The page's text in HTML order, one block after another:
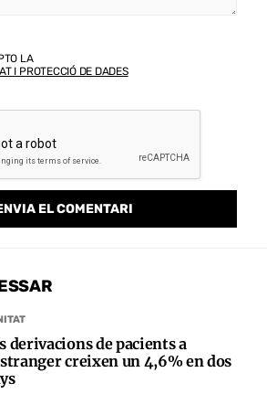
LA
I PROTECCIÓ DE DADES
derivacions de pacients a
creixen un 4,6% en dos